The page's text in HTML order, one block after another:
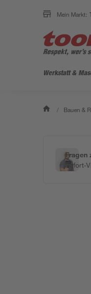
Mein Markt:
Werkstatt &
/ Bauen &
Fragen